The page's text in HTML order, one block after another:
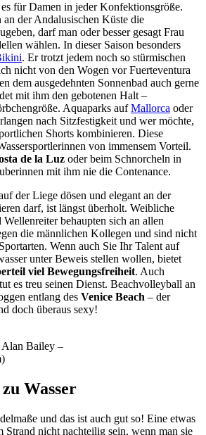
für Damen in jeder Konfektionsgröße.
der Andalusischen Küste die
darf man oder besser gesagt Frau
wählen. In dieser Saison besonders
. Er trotzt jedem noch so stürmischen
nicht von den Wogen vor Fuerteventura
dem ausgedehnten Sonnenbad auch gerne
mit ihm den gebotenen Halt –
Aquaparks aufMallorca oder
nach Sitzfestigkeit und wer möchte,
Shorts kombinieren. Diese
von immensem Vorteil.
de la Luz oder beim Schnorcheln in
mit ihm nie die Contenance.
der Liege dösen und elegant an der
darf, ist längst überholt. Weibliche
behaupten sich an allen
die männlichen Kollegen und sind nicht
Wenn auch Sie Ihr Talent auf
unter Beweis stellen wollen, bietet
viel Bewegungsfreiheit. Auch
es treu seinen Dienst. Beachvolleyball an
entlang des Venice Beach – der
doch überaus sexy!
Bailey –
Wasser
und das ist auch gut so! Eine etwas
Strand nicht nachteilig sein, wenn man sie